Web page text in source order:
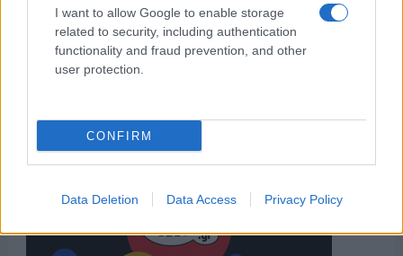
I want to allow Google to enable storage
related to security, including authentication
functionality and fraud prevention, and other
user protection.
CONFIRM
Data Deletion Data Access Privacy Policy